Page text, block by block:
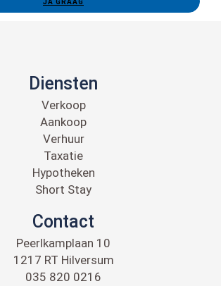
Diensten
Verkoop
Aankoop
Verhuur
Taxatie
Hypotheken
Short Stay
Contact
Peerlkamplaan 10
1217 RT Hilversum
035 820 0216